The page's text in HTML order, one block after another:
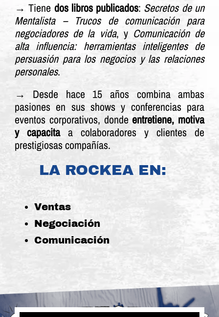
→ Tiene dos libros publicados: Secretos de un
Mentalista – Trucos de comunicación para
negociadores de la vida, y Comunicación de
alta influencia: herramientas inteligentes de
persuasión para los negocios y las relaciones
personales.
→ Desde hace 15 años combina ambas
pasiones en sus shows y conferencias para
eventos corporativos, donde entretiene, motiva
y capacitaa colaboradores y clientes de
prestigiosas compañías.
LA ROCKEA EN:
Ventas
Negociación
Comunicación